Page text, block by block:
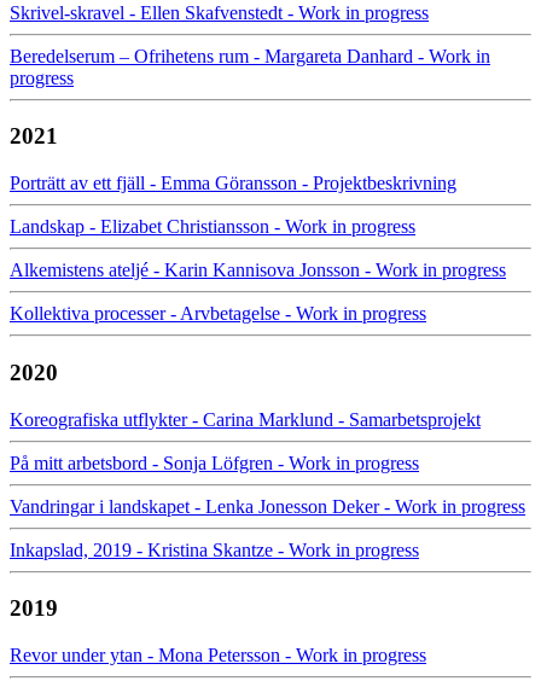
Skrivel-skravel - Ellen Skafvenstedt - Work in progress
Beredelserum – Ofrihetens rum - Margareta Danhard - Work in
progress
2021
Porträtt av ett fjäll - Emma Göransson - Projektbeskrivning
Landskap - Elizabet Christiansson - Work in progress
Alkemistens ateljé - Karin Kannisova Jonsson - Work in progress
Kollektiva processer - Arvbetagelse - Work in progress
2020
Koreografiska utflykter - Carina Marklund - Samarbetsprojekt
På mitt arbetsbord - Sonja Löfgren - Work in progress
Vandringar i landskapet - Lenka Jonesson Deker - Work in progress
Inkapslad, 2019 - Kristina Skantze - Work in progress
2019
Revor under ytan - Mona Petersson - Work in progress